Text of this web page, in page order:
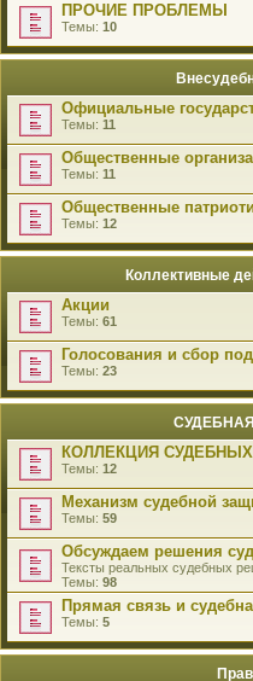
ПРОЧИЕ ПРОБЛЕМЫ
Темы: 10
Официальные
Темы: 11
Общественные
Темы: 11
Общественные
Темы: 12
Коллективные
Акции
Темы: 61
Голосования и сбор
Темы: 23
КОЛЛЕКЦИЯ
Темы: 12
Механизм судебной
Темы: 59
Обсуждаем решения
Тексты реальных судебных
Темы: 98
Прямая связь и
Темы: 5